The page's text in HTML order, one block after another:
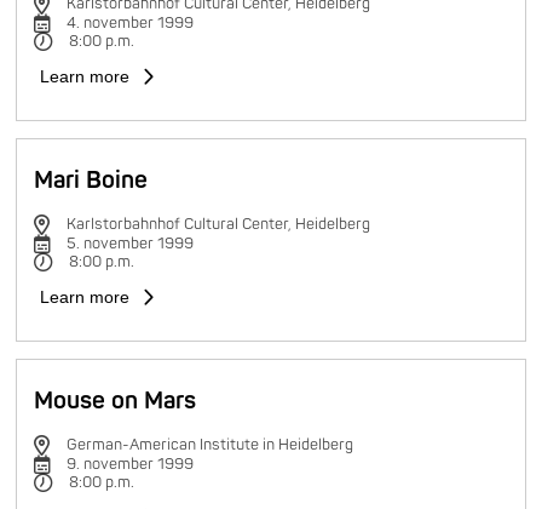
4. november 1999
8:00 p.m.
Learn more
Mari Boine
Karlstorbahnhof Cultural Center, Heidelberg
5. november 1999
8:00 p.m.
Learn more
Mouse on Mars
German-American Institute in Heidelberg
9. november 1999
8:00 p.m.